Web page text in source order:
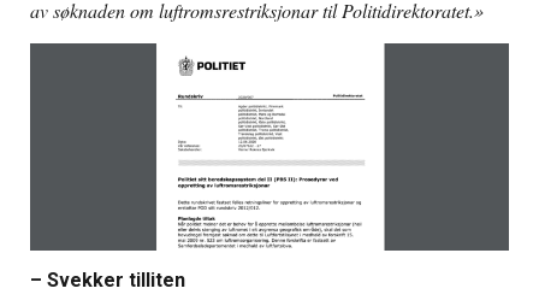
av søknaden om luftromsrestriksjonar til Politidirektoratet.»
– Svekker tilliten